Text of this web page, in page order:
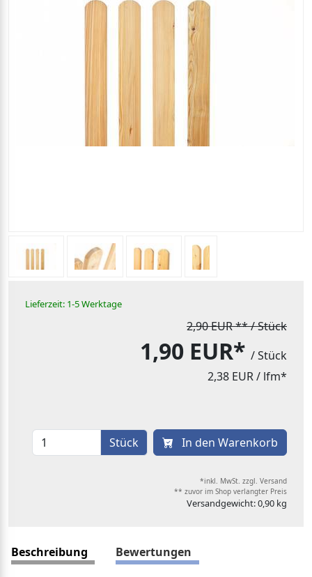
Lieferzeit: 1-5 Werktage
2,90 EUR** / Stück
1,90 EUR* / Stück
2,38 EUR/ lfm*
Stück In den Warenkorb
*inkl. MwSt. zzgl. Versand
** zuvor im Shop verlangter Preis
Versandgewicht: 0,90 kg
Beschreibung Bewertungen